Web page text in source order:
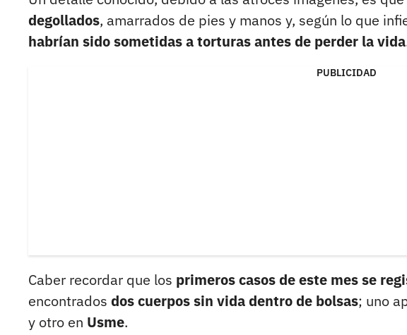
degollados, amarrados de pies y manos y, según lo que
habrían sido sometidas a torturas antes de perder la vida
PUBLICIDAD
Caber recordar que los primeros casos de este mes se
encontrados dos cuerpos sin vida dentro de bolsas; uno
y otro en Usme.